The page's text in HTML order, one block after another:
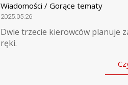
Wiadomości / Gorące tematy
2025.05.26
Dwie trzecie kierowców planuje
ręki.